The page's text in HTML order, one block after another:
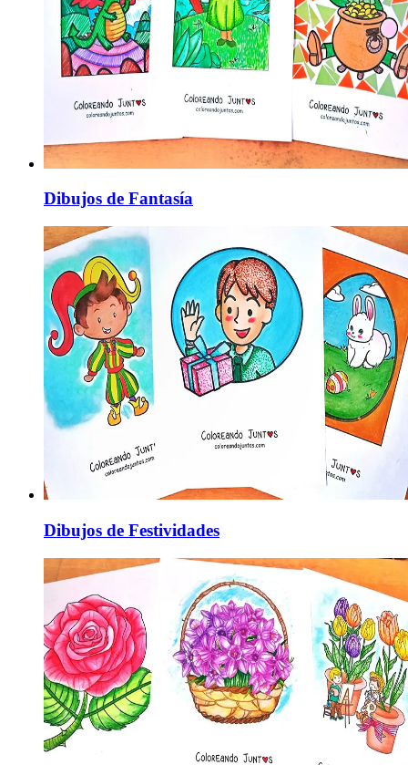
Dibujos de Fantasía
Dibujos de Festividades